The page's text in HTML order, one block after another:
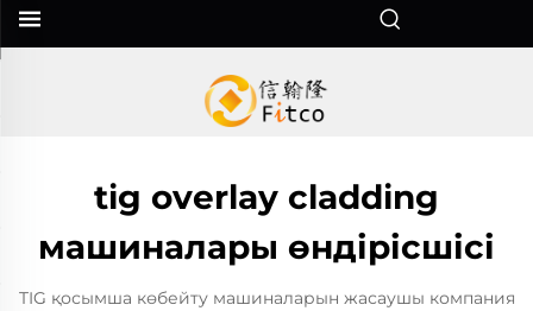
tig overlay cladding
машиналары өндірісшісі
TIG қосымша көбейту машиналарын жасаушы компания